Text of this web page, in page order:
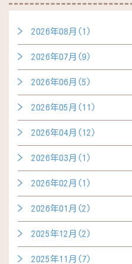
2026年08月(1)
2026年07月(9)
2026年06月(5)
2026年05月(11)
2026年04月(12)
2026年03月(1)
2026年02月(1)
2026年01月(2)
2025年12月(2)
2025年11月(7)